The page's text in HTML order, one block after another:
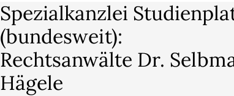
Spezialkanzlei
(bundesweit):
Rechtsanwälte Dr.
Hägele